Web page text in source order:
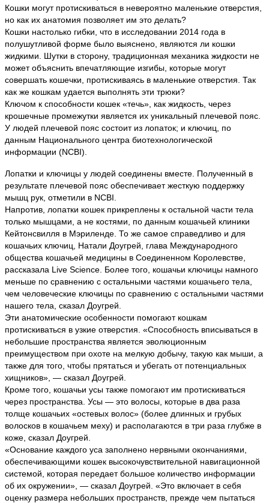
Кошки могут протискиваться в невероятно маленькие отверстия,
но как их анатомия позволяет им это делать?
Кошки настолько гибки, что в исследовании 2014 года в
полушутливой форме было выяснено, являются ли кошки
жидкими. Шутки в сторону, традиционная механика жидкости не
может объяснить впечатляющие изгибы, которые могут
совершать кошечки, протискиваясь в маленькие отверстия. Так
как же кошкам удается выполнять эти трюки?
Ключом к способности кошек «течь», как жидкость, через
крошечные промежутки является их уникальный плечевой пояс.
У людей плечевой пояс состоит из лопаток; и ключиц, по
данным Национального центра биотехнологической
информации (NCBI).
Лопатки и ключицы у людей соединены вместе. Полученный в
результате плечевой пояс обеспечивает жесткую поддержку
мышц рук, отметили в NCBI.
Напротив, лопатки кошек прикреплены к остальной части тела
только мышцами, а не костями, по данным кошачьей клиники
Кейтонсвилля в Мэриленде. То же самое справедливо и для
кошачьих ключиц, Натали Доугрей, глава Международного
общества кошачьей медицины в Соединенном Королевстве,
рассказала Live Science. Более того, кошачьи ключицы намного
меньше по сравнению с остальными частями кошачьего тела,
чем человеческие ключицы по сравнению с остальными частями
нашего тела, сказал Доугрей.
Эти анатомические особенности помогают кошкам
протискиваться в узкие отверстия. «Способность вписываться в
небольшие пространства является эволюционным
преимуществом при охоте на мелкую добычу, такую как мыши, а
также для того, чтобы прятаться и убегать от потенциальных
хищников», — сказал Доугрей.
Кроме того, кошачьи усы также помогают им протискиваться
через пространства. Усы — это волосы, которые в два раза
толще кошачьих «остевых волос» (более длинных и грубых
волосков в кошачьем меху) и располагаются в три раза глубже в
коже, сказал Доугрей.
«Основание каждого уса заполнено нервными окончаниями,
обеспечивающими кошек высокочувствительной навигационной
системой, которая передает большое количество информации
об их окружении», — сказал Доугрей. «Это включает в себя
оценку размера небольших пространств, прежде чем пытаться